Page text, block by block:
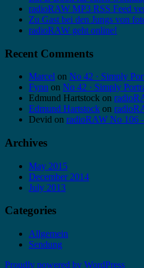
radioRAW MP3 RSS Feed
Zu Gast bei den Jungs von
radioRAW geht online!
Recent Comments
Marcel on No 42 · Simply
Fynn on No 42 · Simply
Edmund Hartstock on
Edmund Hartstock on
Devid on radioRAW No 106
Archives
May 2015
December 2014
July 2013
Categories
Allgemein
Sendung
Proudly powered by WordPress